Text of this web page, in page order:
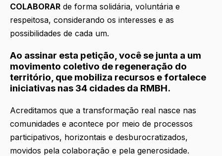
COLABORAR de forma solidária, voluntária e
respeitosa, considerando os interesses e as
possibilidades de cada um.
Ao assinar esta petição, você se junta a um
movimento coletivo de regeneração do
território, que mobiliza recursos e fortalece
iniciativas nas 34 cidades da RMBH.
Acreditamos que a transformação real nasce nas
comunidades e acontece por meio de processos
participativos, horizontais e desburocratizados,
movidos pela colaboração e pela generosidade.